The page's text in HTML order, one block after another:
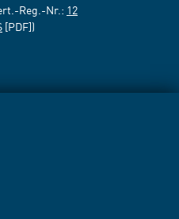
Reg.-Nr.: 12
[PDF])